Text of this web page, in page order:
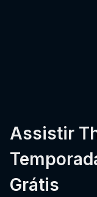
Assistir
Grátis